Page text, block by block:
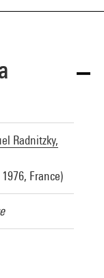
Radnitzky,
France)